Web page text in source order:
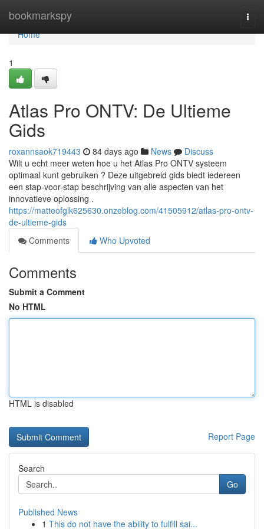
bookmarkspy
Home
Home
1
Atlas Pro ONTV: De Ultieme
Gids
roxannsaok719443 84 days ago News
Discuss
Wilt u echt meer weten hoe u het Atlas Pro ONTV systeem
optimaal kunt gebruiken ? Deze uitgebreid gids biedt iedereen
een stap-voor-stap beschrijving van alle aspecten van het
innovatieve oplossing .
https://matteofglk625630.onzeblog.com/41505912/atlas-pro-ontv-
de-ultieme-gids
Comments
Who Upvoted
Comments
Submit a Comment
No HTML
HTML is disabled
Report Page
Search
Go
Published News
1 This do not have the ability to fulfill sai...